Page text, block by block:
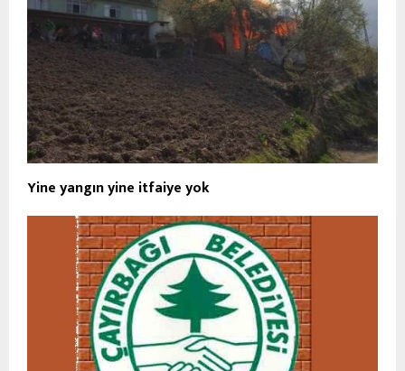
Yine yangın yine itfaiye yok